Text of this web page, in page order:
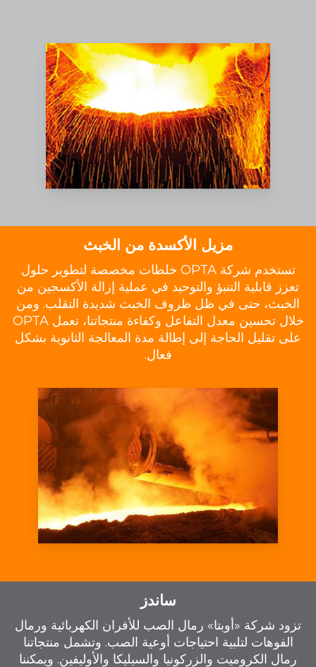
مزيل الأكسدة من الخبث
تستخدم شركة OPTA خلطات مخصصة لتطوير حلول
تعزز قابلية التنبؤ والتوحيد في عملية إزالة الأكسجين من
الخبث، حتى في ظل ظروف الخبث شديدة التقلب. ومن
خلال تحسين معدل التفاعل وكفاءة منتجاتنا، تعمل OPTA
على تقليل الحاجة إلى إطالة مدة المعالجة الثانوية بشكل
فعال.
ساندز
تزود شركة «أوبتا» رمال الصب للأفران الكهربائية ورمال
الفوهات لتلبية احتياجات أوعية الصب. وتشمل منتجاتنا
رمال الكروميت والزركونيا والسيليكا والأوليفين. ويمكننا